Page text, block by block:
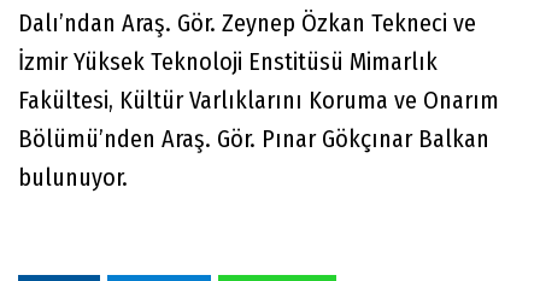
Dalı’ndan Araş. Gör. Zeynep Özkan Tekneci ve
İzmir Yüksek Teknoloji Enstitüsü Mimarlık
Fakültesi, Kültür Varlıklarını Koruma ve Onarım
Bölümü’nden Araş. Gör. Pınar Gökçınar Balkan
bulunuyor.